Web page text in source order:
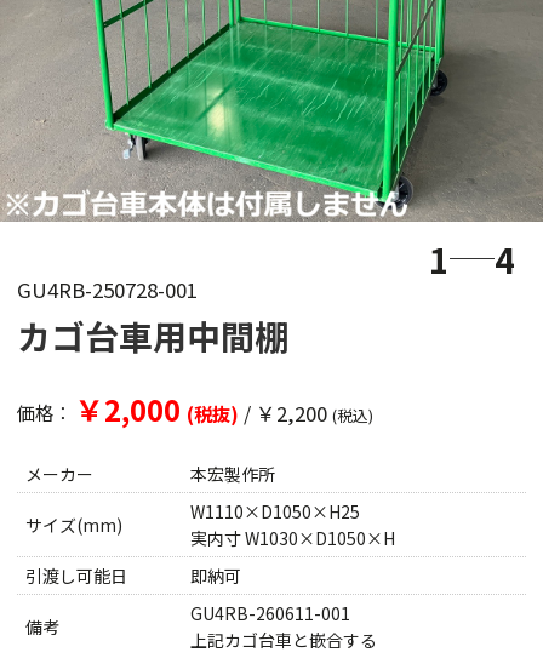
1 4
GU4RB-250728-001
カゴ台車用中間棚
価格： ￥2,000 (税抜) / ￥2,200 (税込)
メーカー 本宏製作所
サイズ(mm)
W1110×D1050×H25
実内寸 W1030×D1050×H
引渡し可能日
即納可
備考
GU4RB-260611-001
上記カゴ台車と嵌合する